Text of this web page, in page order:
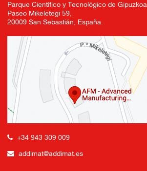
Parque Científico y Tecnológico de Gipuzkoa
Paseo Mikeletegi 59,
20009 San Sebastián, España.
+34 943 309 009
addimat@addimat.es